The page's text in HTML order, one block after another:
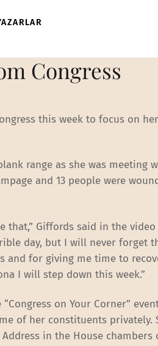
Congress
this week to focus on
range as she was meeting
and 13 people were
that,” Giffords said in the
day, but I will never forget
and for giving me time to
I will step down this week.”
on Your Corner”
of her constituents privately.
in the House chambers